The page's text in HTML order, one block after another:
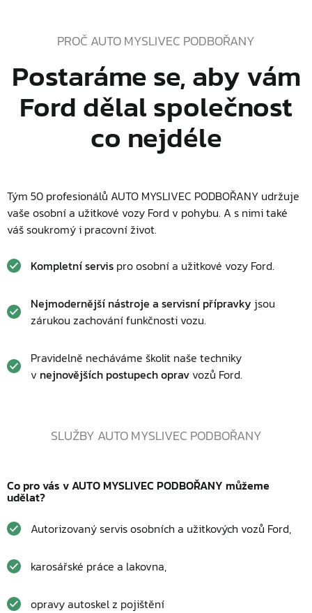
PROČ AUTO MYSLIVEC PODBOŘANY
Postaráme se, aby vám
Ford dělal společnost
co nejdéle
Tým 50 profesionálů AUTO MYSLIVEC PODBOŘANY udržuje
vaše osobní a užitkové vozy Ford v pohybu. A s nimi také
váš soukromý i pracovní život.
Kompletní servis pro osobní a užitkové vozy Ford.
Nejmodernější nástroje a servisní přípravky jsou
zárukou zachování funkčnosti vozu.
Pravidelně necháváme školit naše techniky
v nejnovějších postupech oprav vozů Ford.
SLUŽBY AUTO MYSLIVEC PODBOŘANY
Co pro vás v AUTO MYSLIVEC PODBOŘANY můžeme
udělat?
Autorizovaný servis osobních a užitkových vozů Ford,
karosářské práce a lakovna,
opravy autoskel z pojištění